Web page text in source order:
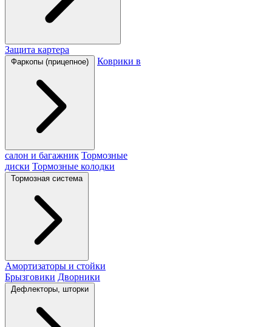
Защита картера
Фаркопы (прицепное) Коврики в
салон и багажник Тормозные
диски Тормозные колодки
Тормозная система
Амортизаторы и стойки
Брызговики Дворники
Дефлекторы, шторки